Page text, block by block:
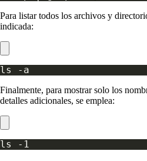
Para listar todos los archivos y
indicada:
Finalmente, para mostrar solo los
detalles adicionales, se emplea: